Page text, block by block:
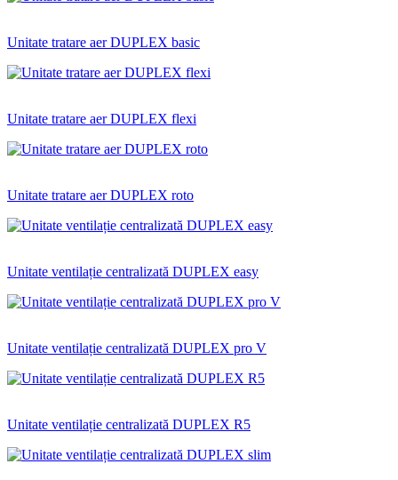
Unitate tratare aer DUPLEX basic
Unitate tratare aer DUPLEX flexi
Unitate tratare aer DUPLEX roto
Unitate ventilație centralizată DUPLEX easy
Unitate ventilație centralizată DUPLEX pro V
Unitate ventilație centralizată DUPLEX R5